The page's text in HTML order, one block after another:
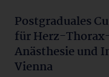
Postgraduales
für Herz-
Anästhesie und
Vienna